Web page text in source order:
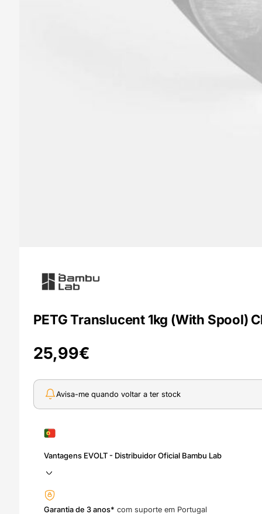
PETG Translucent 1kg (With Spool)
25,99€
Avisa-me quando voltar a ter stock
Vantagens EVOLT - Distribuidor Oficial Bambu Lab
Garantia de 3 anos* com suporte em Portugal